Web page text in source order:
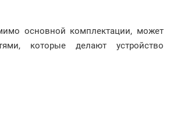
основной комплектации, может
которые делают устройство